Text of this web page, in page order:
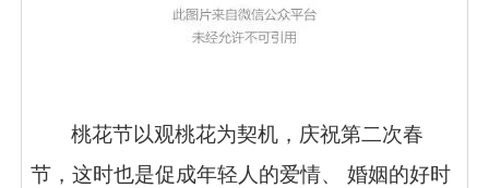
桃花节以观桃花为契机，庆祝第二次春
节，这时也是促成年轻人的爱情、 婚姻的好时